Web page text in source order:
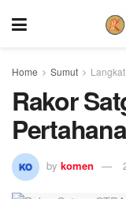
Home Sumut Langkat
Rakor
by komen